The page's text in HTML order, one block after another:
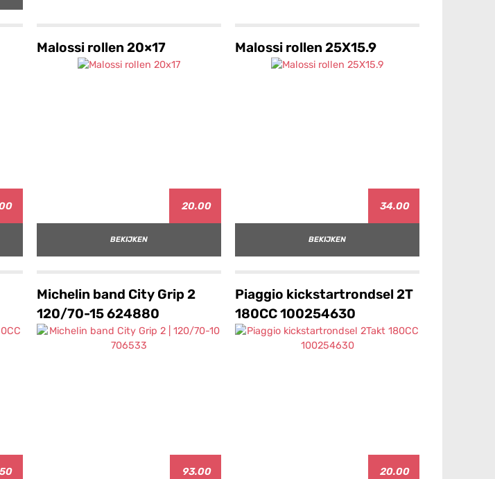
Malossi rollen 20×17
20.00
BEKIJKEN
Malossi rollen 25X15.9
34.00
BEKIJKEN
Michelin band City Grip 2
120/70-15 624880
93.00
Piaggio kickstartrondsel 2T
180CC 100254630
20.00